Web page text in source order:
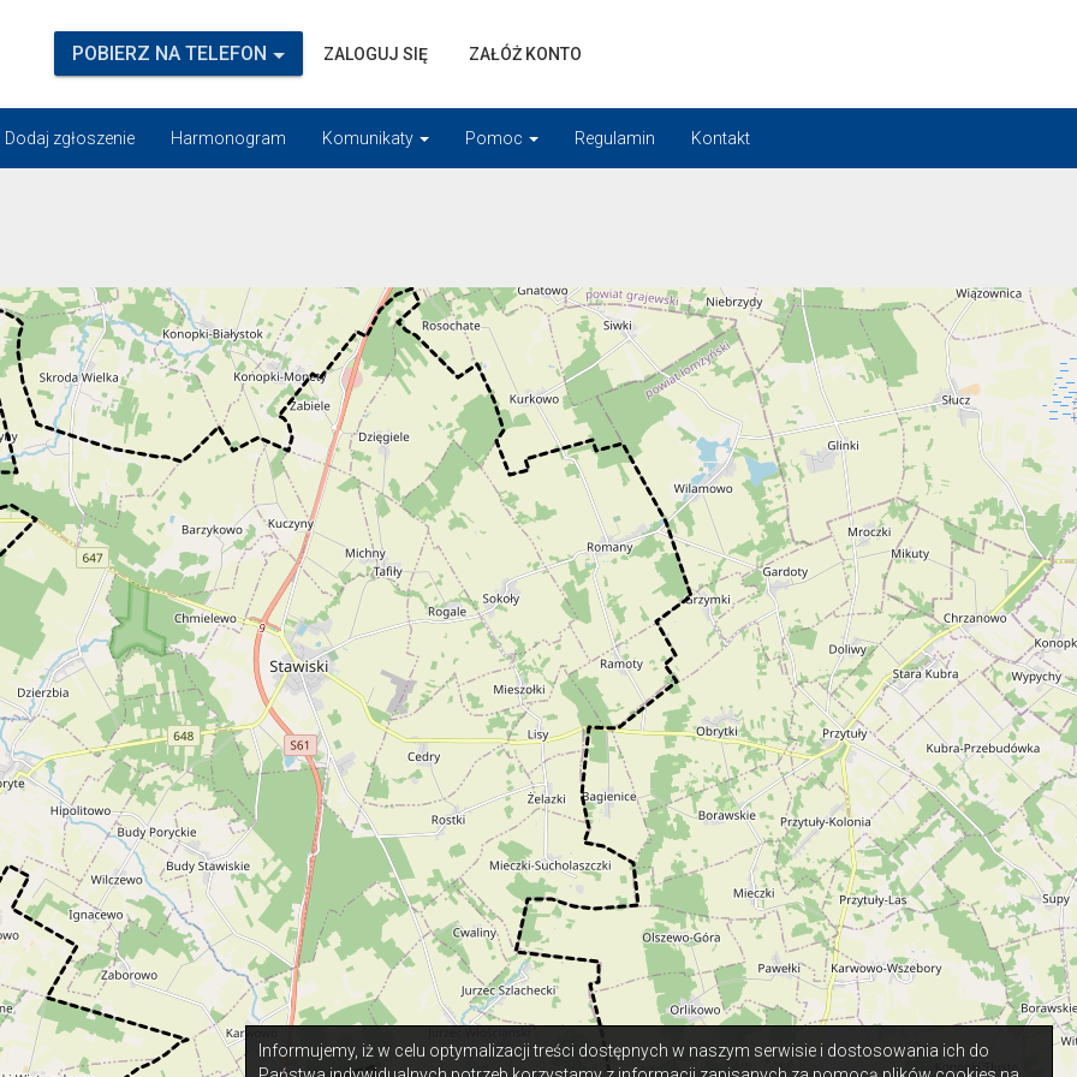
Informujemy, iż w celu optymalizacji treści dostępnych w naszym serwisie i dostosowania ich do
POBIERZ NA TELEFON ZALOGUJ SIĘ ZAŁÓŻ KONTO
Dodaj zgłoszenie Harmonogram Komunikaty Pomoc Regulamin Kontakt